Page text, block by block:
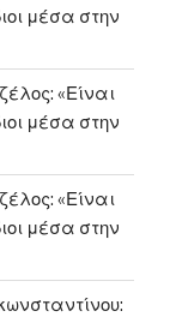
μέσα στην
«Είναι
μέσα στην
«Είναι
μέσα στην